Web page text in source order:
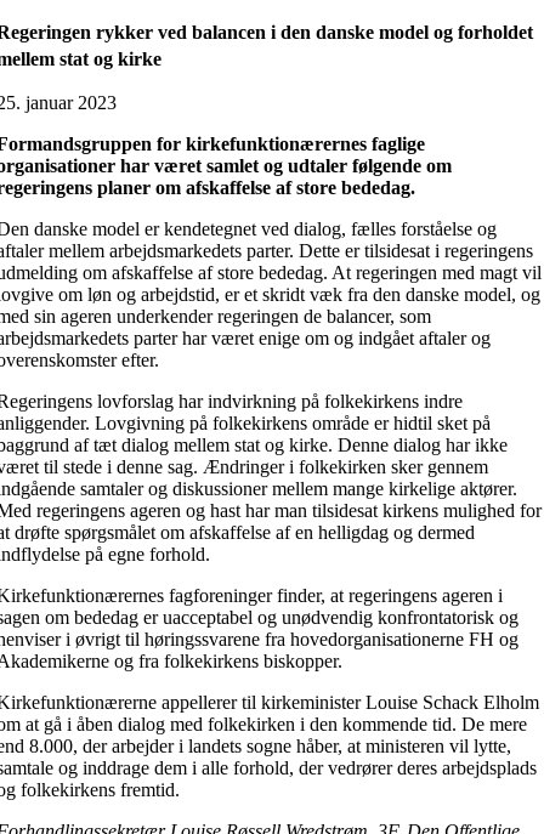
rykker ved balancen i den danske model og forholdet
stat og kirke
januar 2023
for kirkefunktionærernes faglige
har været samlet og udtaler følgende om
planer om afskaffelse af store bededag.
danske model er kendetegnet ved dialog, fælles forståelse og
mellem arbejdsmarkedets parter. Dette er tilsidesat i regeringens
om afskaffelse af store bededag. At regeringen med magt vil
om løn og arbejdstid, er et skridt væk fra den danske model, og
sin ageren underkender regeringen de balancer, som
parter har været enige om og indgået aftaler og
efter.
lovforslag har indvirkning på folkekirkens indre
Lovgivning på folkekirkens område er hidtil sket på
af tæt dialog mellem stat og kirke. Denne dialog har ikke
til stede i denne sag. Ændringer i folkekirken sker gennem
samtaler og diskussioner mellem mange kirkelige aktører.
regeringens ageren og hast har man tilsidesat kirkens mulighed for
drøfte spørgsmålet om afskaffelse af en helligdag og dermed
på egne forhold.
fagforeninger finder, at regeringens ageren i
om bededag er uacceptabel og unødvendig konfrontatorisk og
i øvrigt til høringssvarene fra hovedorganisationerne FH og
og fra folkekirkens biskopper.
appellerer til kirkeminister Louise Schack Elholm
at gå i åben dialog med folkekirken i den kommende tid. De mere
8.000, der arbejder i landets sogne håber, at ministeren vil lytte,
og inddrage dem i alle forhold, der vedrører deres arbejdsplads
folkekirkens fremtid.